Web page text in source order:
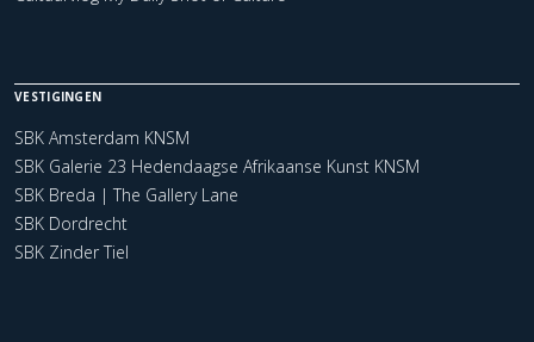
VESTIGINGEN
SBK Amsterdam KNSM
SBK Galerie 23 Hedendaagse Afrikaanse Kunst KNSM
SBK Breda | The Gallery Lane
SBK Dordrecht
SBK Zinder Tiel